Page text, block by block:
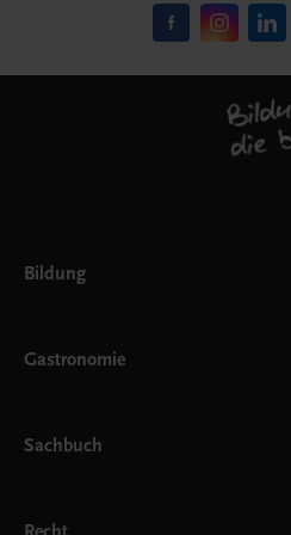
Bildung
AHS
EWF/ZWF
FW
Gastronomie
Getränke
Service
Sachbuch
Gesellschaft, Politik und Wirtschaft